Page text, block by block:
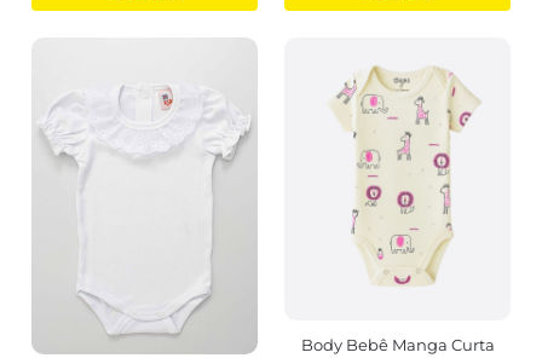
Body Bebê Manga Curta